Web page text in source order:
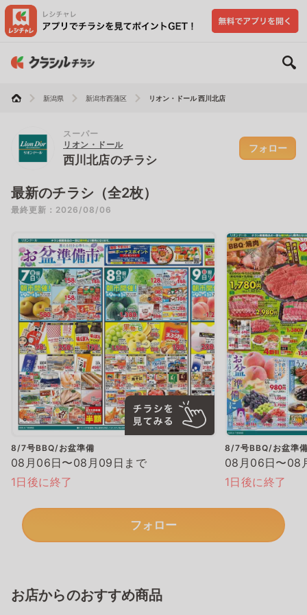
新潟県 新潟市西蒲区 リオン・ドール 西川北店
スーパー
リオン・ドール
西川北店のチラシ
フォロー
最新のチラシ（全2枚）
最終更新：2026/08/06
8/7号BBQ/お盆準備
08月06日〜08月09日まで
1日後に終了
8/7号BBQ/お盆準
08月06日〜08
1日後に終了
フォロー
お店からのおすすめ商品